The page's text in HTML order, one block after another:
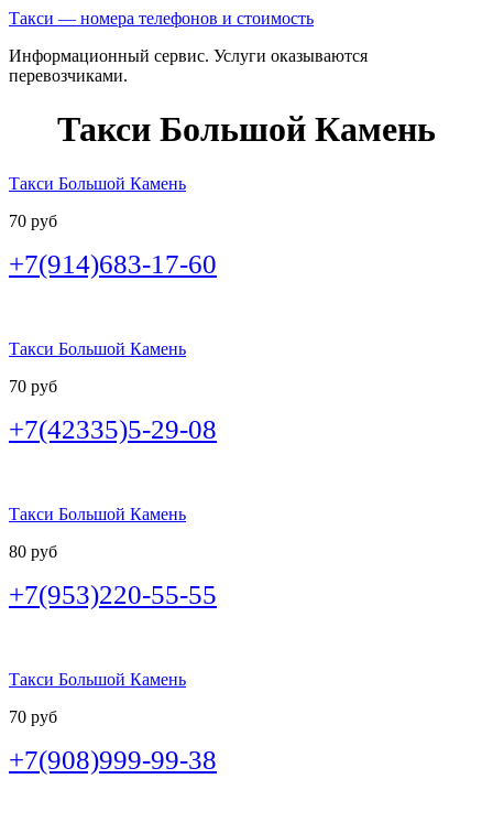
Такси — номера телефонов и стоимость
Информационный сервис. Услуги оказываются
перевозчиками.
Такси Большой Камень
Такси Большой Камень
70 руб
+7(914)683-17-60
Такси Большой Камень
70 руб
+7(42335)5-29-08
Такси Большой Камень
80 руб
+7(953)220-55-55
Такси Большой Камень
70 руб
+7(908)999-99-38